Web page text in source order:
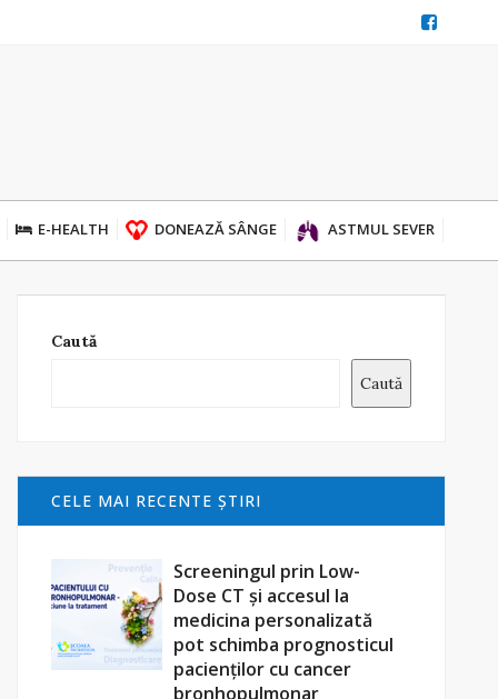
E-HEALTH DONEAZĂ SÂNGE ASTMUL SEVER
Caută
Caută
CELE MAI RECENTE ŞTIRI
Screeningul prin Low-
Dose CT și accesul la
medicina personalizată
pot schimba prognosticul
pacienților cu cancer
bronhopulmonar